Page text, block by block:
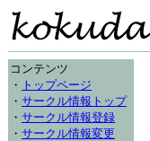
コンテンツ
・ トップページ
・ サークル情報トップ
・ サークル情報登録
・ サークル情報変更